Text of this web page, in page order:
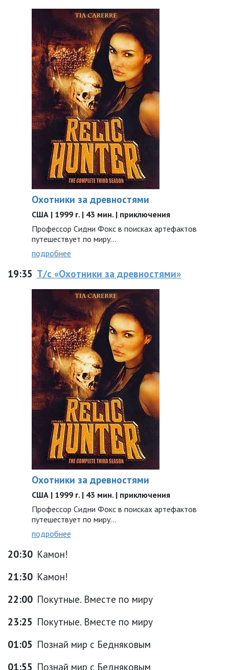
Охотники за древностями
США | 1999 г. | 43 мин. | приключения
Профессор Сидни Фокс в поисках артефактов
путешествует по миру...
подробнее
19:35 Т/с «Охотники за древностями»
Охотники за древностями
США | 1999 г. | 43 мин. | приключения
Профессор Сидни Фокс в поисках артефактов
путешествует по миру...
подробнее
20:30 Камон!
21:30 Камон!
22:00 Покутные. Вместе по миру
23:25 Покутные. Вместе по миру
01:05 Познай мир с Бедняковым
01:55 Познай мир с Бедняковым